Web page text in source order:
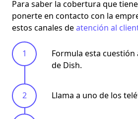
Para saber la cobertura que
ponerte en contacto con la
estos canales deatención al
Formula esta cuestión
de Dish.
Llama a uno de los